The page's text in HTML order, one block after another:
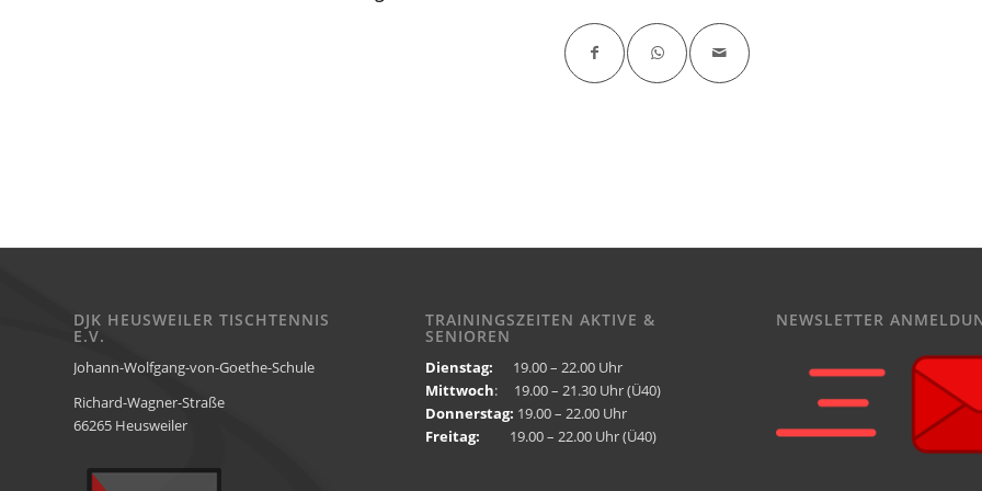
DJK HEUSWEILER TISCHTENNIS
E.V.
Johann-Wolfgang-von-Goethe-Schule
Richard-Wagner-Straße
66265 Heusweiler
TRAININGSZEITEN AKTIVE &
SENIOREN
Dienstag: 19.00 – 22.00 Uhr
Mittwoch: 19.00 – 21.30 Uhr (Ü40)
Donnerstag: 19.00 – 22.00 Uhr
Freitag: 19.00 – 22.00 Uhr (Ü40)
NEWSLETTER